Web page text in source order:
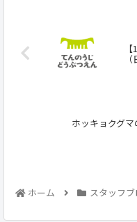
ホッキョクグマ
ホーム スタッフ